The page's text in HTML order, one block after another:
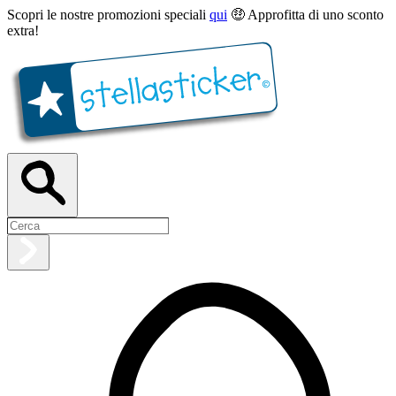
Scopri le nostre promozioni speciali qui 🤑 Approfitta di uno sconto
extra!